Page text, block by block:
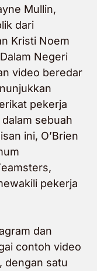
Mullin,
dari
Kristi Noem
Negeri
video beredar
pekerja
sebuah
ini, O’Brien
pekerja
dan
contoh video
dengan satu